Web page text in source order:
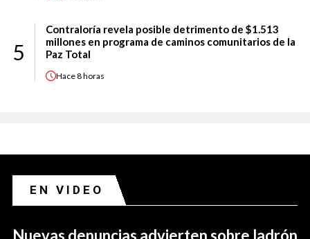
5
Contraloría revela posible detrimento de $1.513
millones en programa de caminos comunitarios de la
Paz Total
Hace8 horas
EN VIDEO
Nuevas denuncias advierten sobre ladrón